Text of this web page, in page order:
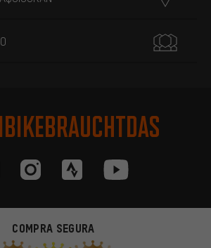
COMPRA SEGURA